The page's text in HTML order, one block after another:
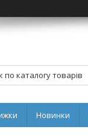
Новинки